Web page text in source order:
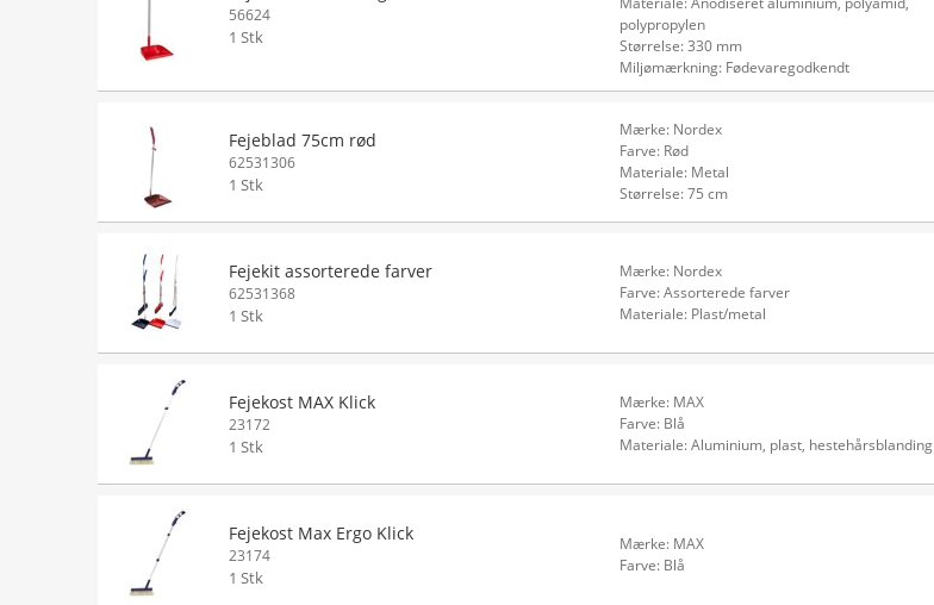
56624
1 Stk
polypropylen
Størrelse: 330 mm
Miljømærkning: Fødevaregodkendt
Fejeblad 75cm rød
62531306
1 Stk
Mærke: Nordex
Farve: Rød
Materiale: Metal
Størrelse: 75 cm
Fejekit assorterede farver
62531368
1 Stk
Mærke: Nordex
Farve: Assorterede farver
Materiale: Plast/metal
Fejekost MAX Klick
23172
1 Stk
Mærke: MAX
Farve: Blå
Materiale: Aluminium, plast, hestehårsblanding
Fejekost Max Ergo Klick
23174
1 Stk
Mærke: MAX
Farve: Blå